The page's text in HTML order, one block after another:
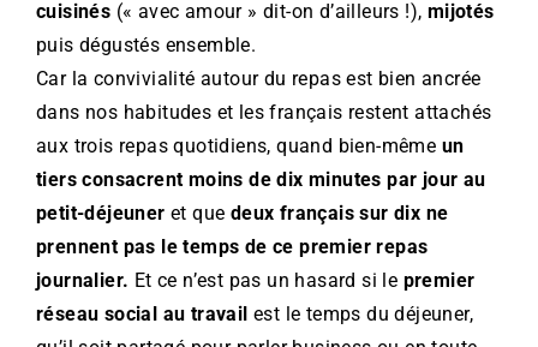
cuisinés (« avec amour » dit-on d’ailleurs !), mijotés
puis dégustés ensemble.
Car la convivialité autour du repas est bien ancrée
dans nos habitudes et les français restent attachés
aux trois repas quotidiens, quand bien-même un
tiers consacrent moins de dix minutes par jour au
petit-déjeuner et que deux français sur dix ne
prennent pas le temps de ce premier repas
journalier. Et ce n’est pas un hasard si le premier
réseau social au travail est le temps du déjeuner,